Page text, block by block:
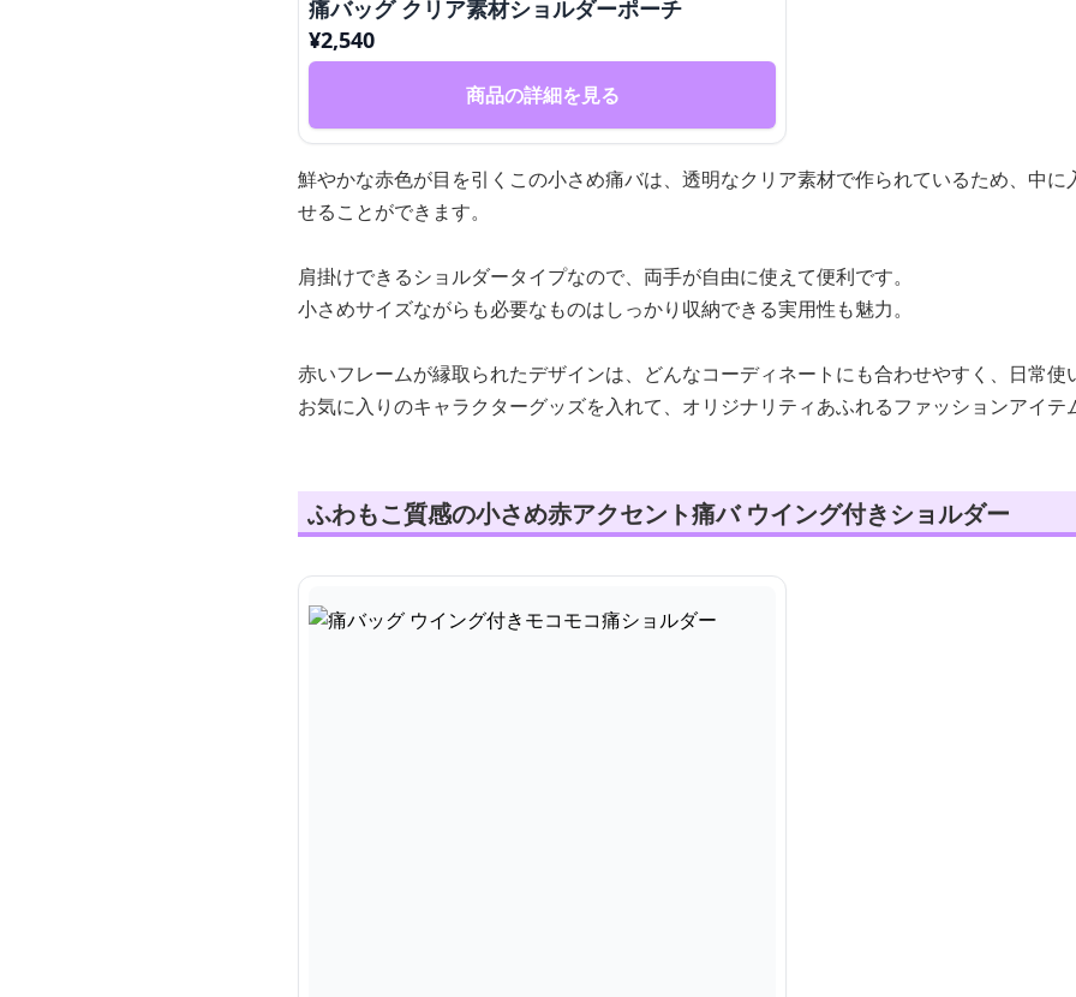
痛バッグ クリア素材ショルダーポーチ
¥2,540
商品の詳細を見る
鮮やかな赤色が目を引くこの小さめ痛バは、透明なクリア素材で作られているため、中
せることができます。
肩掛けできるショルダータイプなので、両手が自由に使えて便利です。
小さめサイズながらも必要なものはしっかり収納できる実用性も魅力。
赤いフレームが縁取られたデザインは、どんなコーディネートにも合わせやすく、日常
お気に入りのキャラクターグッズを入れて、オリジナリティあふれるファッションアイ
ふわもこ質感の小さめ赤アクセント痛バ ウイング付きショルダー